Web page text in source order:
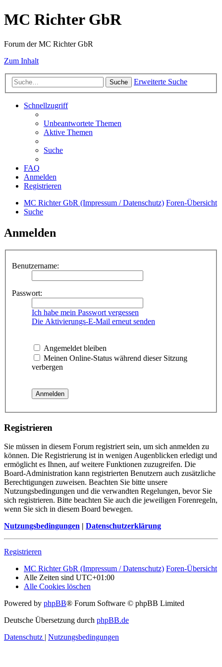
MC Richter GbR
Forum der MC Richter GbR
Zum Inhalt
Suche Erweiterte Suche
Schnellzugriff
Unbeantwortete Themen
Aktive Themen
Suche
FAQ
Anmelden
Registrieren
MC Richter GbR (Impressum / Datenschutz) Foren-Übersicht
Suche
Anmelden
Benutzername:
Passwort:
Ich habe mein Passwort vergessen
Die Aktivierungs-E-Mail erneut senden
Angemeldet bleiben
Meinen Online-Status während dieser Sitzung
verbergen
Registrieren
Sie müssen in diesem Forum registriert sein, um sich anmelden zu
können. Die Registrierung ist in wenigen Augenblicken erledigt und
ermöglicht es Ihnen, auf weitere Funktionen zuzugreifen. Die
Board-Administration kann registrierten Benutzern auch zusätzliche
Berechtigungen zuweisen. Beachten Sie bitte unsere
Nutzungsbedingungen und die verwandten Regelungen, bevor Sie
sich registrieren. Bitte beachten Sie auch die jeweiligen Forenregeln,
wenn Sie sich in diesem Board bewegen.
Nutzungsbedingungen | Datenschutzerklärung
Registrieren
MC Richter GbR (Impressum / Datenschutz) Foren-Übersicht
Alle Zeiten sind UTC+01:00
Alle Cookies löschen
Powered by phpBB® Forum Software © phpBB Limited
Deutsche Übersetzung durch phpBB.de
Datenschutz | Nutzungsbedingungen